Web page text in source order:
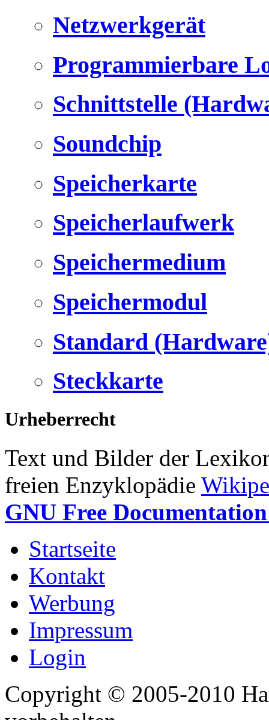
Netzwerkgerät
Programmierbare
Schnittstelle
Soundchip
Speicherkarte
Speicherlaufwerk
Speichermedium
Speichermodul
Standard
Steckkarte
Urheberrecht
Text und Bilder der
freien Enzyklopädie
GNU Free
Startseite
Kontakt
Werbung
Impressum
Login
Copyright © 2005-2010